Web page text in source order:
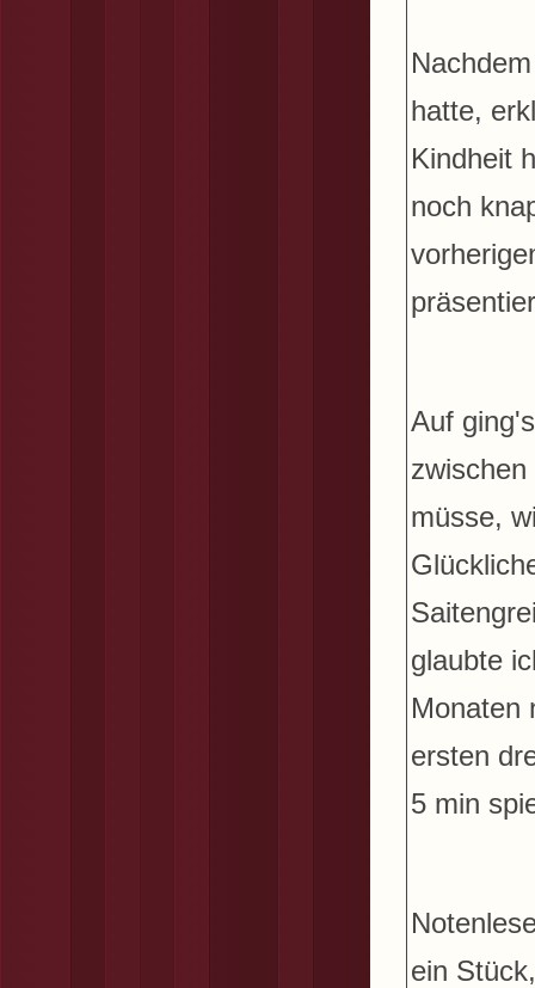
hatte,
Kindheit
noch
Auf
müsse,
glaubte
Monaten
ersten
5 min
ein